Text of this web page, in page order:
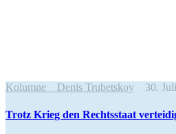
Kolumne Denis Trubetskoy 30.
Trotz Krieg den Rechts­staat